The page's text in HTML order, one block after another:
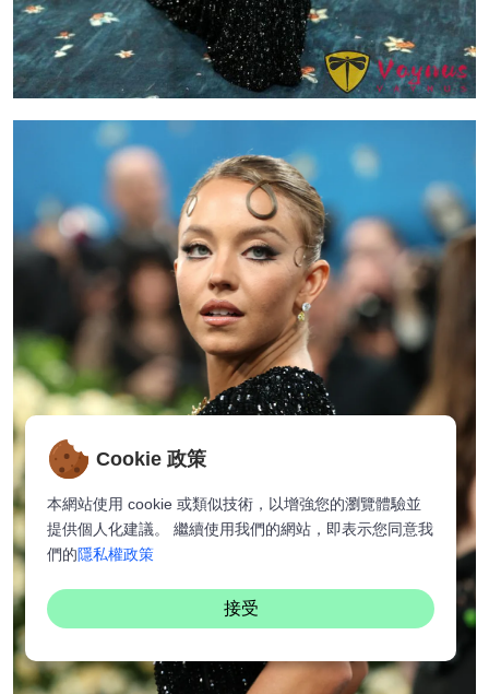
Cookie 政策
本網站使用 cookie 或類似技術，以增強您的瀏覽體驗並
提供個人化建議。 繼續使用我們的網站，即表示您同意我
們的隱私權政策
接受